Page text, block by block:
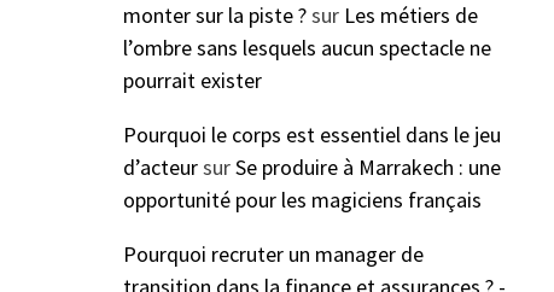
monter sur la piste ?sur Les métiers de
l’ombre sans lesquels aucun spectacle ne
pourrait exister
Pourquoi le corps est essentiel dans le jeu
d’acteursurSe produire à Marrakech : une
opportunité pour les magiciens français
Pourquoi recruter un manager de